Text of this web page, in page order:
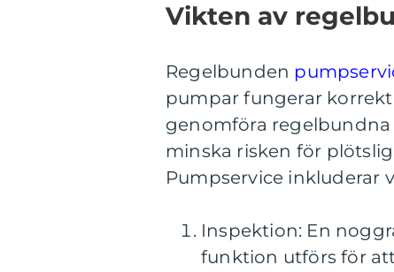
Vikten av
Regelbunden
pumpar fungerar
genomföra
minska risken för
Pumpservice inkluderar
Inspektion: En
funktion utförs för